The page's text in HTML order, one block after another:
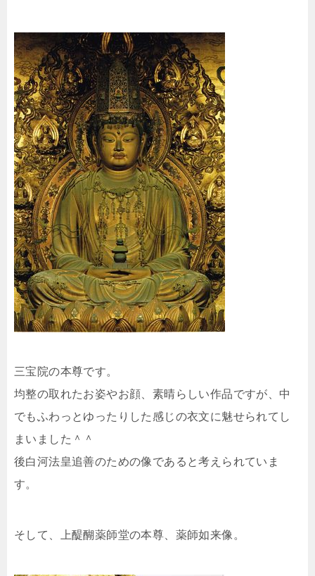
三宝院の本尊です。
均整の取れたお姿やお顔、素晴らしい作品ですが、中
でもふわっとゆったりした感じの衣文に魅せられてし
まいました＾＾
後白河法皇追善のための像であると考えられていま
す。
そして、上醍醐薬師堂の本尊、薬師如来像。